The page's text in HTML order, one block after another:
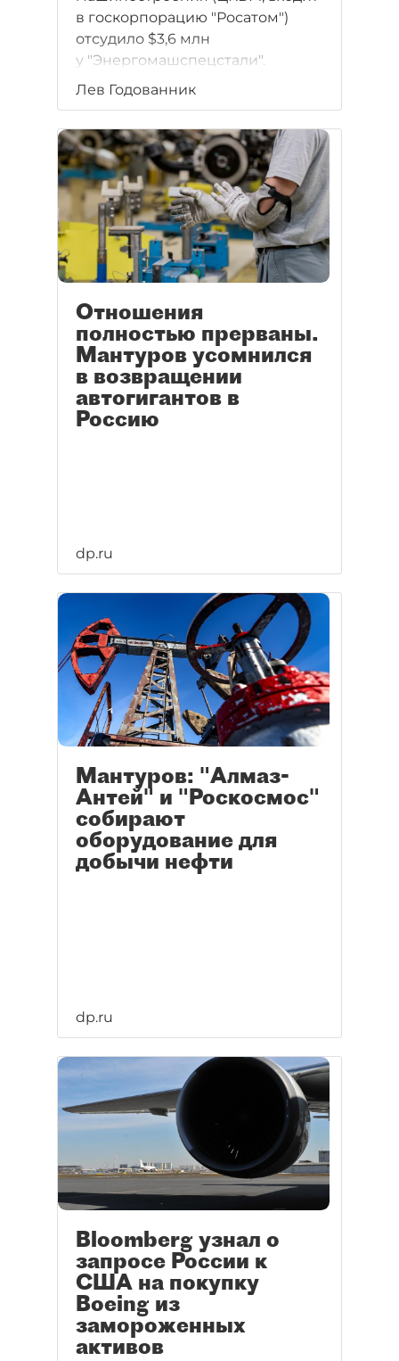
в госкорпорацию "Росатом")
отсудило $3,6 млн
у "Энергомашспецстали".
Лев Годованник
Отношения
полностью прерваны.
Мантуров усомнился
в возвращении
автогигантов в
Россию
dp.ru
Мантуров: "Алмаз-
Антей" и "Роскосмос"
собирают
оборудование для
добычи нефти
dp.ru
Bloomberg узнал о
запросе России к
США на покупку
Boeing из
замороженных
активов